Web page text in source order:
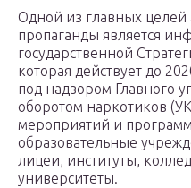
Одной из главных целей
пропаганды является
государственной
которая действует до
под надзором Главного
оборотом наркотиков
мероприятий и
образовательные
лицеи, институты,
университеты.